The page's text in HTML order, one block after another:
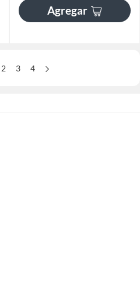
Agregar
2 3 4